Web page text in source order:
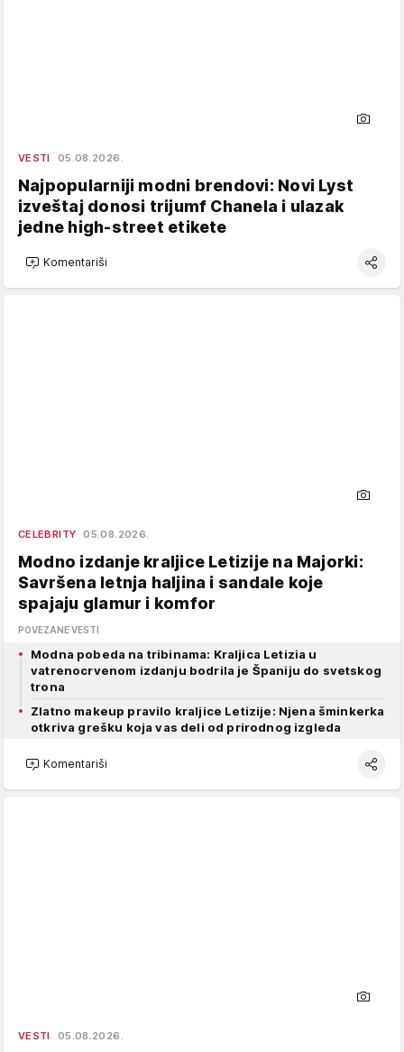
VESTI 05.08.2026.
Najpopularniji modni brendovi: Novi Lyst
izveštaj donosi trijumf Chanela i ulazak
jedne high-street etikete
Komentariši
CELEBRITY 05.08.2026.
Modno izdanje kraljice Letizije na Majorki:
Savršena letnja haljina i sandale koje
spajaju glamur i komfor
POVEZANE VESTI
Modna pobeda na tribinama: Kraljica Letizia u
vatrenocrvenom izdanju bodrila je Španiju do svetskog
trona
Zlatno makeup pravilo kraljice Letizije: Njena šminkerka
otkriva grešku koja vas deli od prirodnog izgleda
Komentariši
VESTI 05.08.2026.